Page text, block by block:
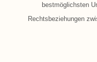
bestmöglichsten
Rechtsbeziehungen